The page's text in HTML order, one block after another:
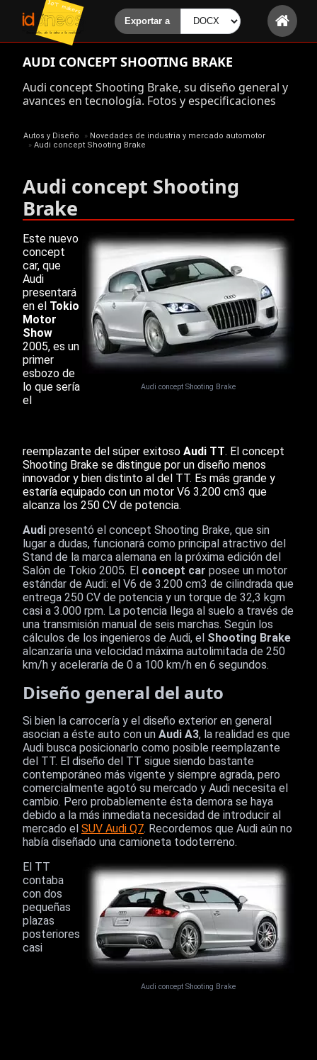
AUDI CONCEPT SHOOTING BRAKE
Audi concept Shooting Brake, su diseño general y
avances en tecnología. Fotos y especificaciones
Autos y Diseño » Novedades de industria y mercado automotor
» Audi concept Shooting Brake
Audi concept Shooting
Brake
Audi concept Shooting Brake
Este nuevo
concept
car, que
Audi
presentará
en el Tokio
Motor
Show
2005, es un
primer
esbozo de
lo que sería
el
reemplazante del súper exitoso Audi TT. El concept
Shooting Brake se distingue por un diseño menos
innovador y bien distinto al del TT. Es más grande y
estaría equipado con un motor V6 3.200 cm3 que
alcanza los 250 CV de potencia.
Audi presentó el concept Shooting Brake, que sin
lugar a dudas, funcionará como principal atractivo del
Stand de la marca alemana en la próxima edición del
Salón de Tokio 2005. El concept car posee un motor
estándar de Audi: el V6 de 3.200 cm3 de cilindrada que
entrega 250 CV de potencia y un torque de 32,3 kgm
casi a 3.000 rpm. La potencia llega al suelo a través de
una transmisión manual de seis marchas. Según los
cálculos de los ingenieros de Audi, el Shooting Brake
alcanzaría una velocidad máxima autolimitada de 250
km/h y aceleraría de 0 a 100 km/h en 6 segundos.
Diseño general del auto
Si bien la carrocería y el diseño exterior en general
asocian a éste auto con un Audi A3, la realidad es que
Audi busca posicionarlo como posible reemplazante
del TT. El diseño del TT sigue siendo bastante
contemporáneo más vigente y siempre agrada, pero
comercialmente agotó su mercado y Audi necesita el
cambio. Pero probablemente ésta demora se haya
debido a la más inmediata necesidad de introducir al
mercado el SUV Audi Q7. Recordemos que Audi aún no
había diseñado una camioneta todoterreno.
Audi concept Shooting Brake
El TT
contaba
con dos
pequeñas
plazas
posteriores
casi